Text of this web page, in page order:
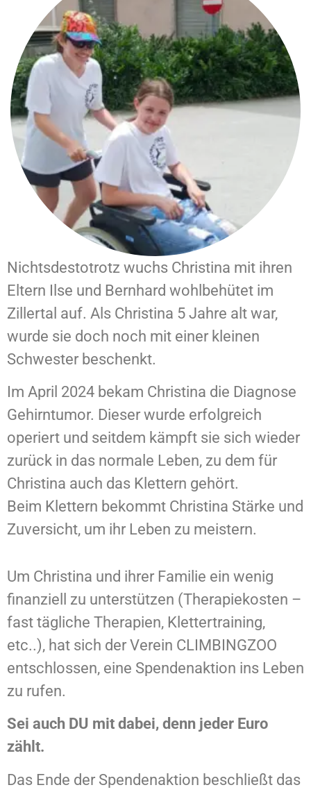
Nichtsdestotrotz wuchs Christina mit ihren
Eltern Ilse und Bernhard wohlbehütet im
Zillertal auf. Als Christina 5 Jahre alt war,
wurde sie doch noch mit einer kleinen
Schwester beschenkt.
Im April 2024 bekam Christina die Diagnose
Gehirntumor. Dieser wurde erfolgreich
operiert und seitdem kämpft sie sich wieder
zurück in das normale Leben, zu dem für
Christina auch das Klettern gehört.
Beim Klettern bekommt Christina Stärke und
Zuversicht, um ihr Leben zu meistern.
Um Christina und ihrer Familie ein wenig
finanziell zu unterstützen (Therapiekosten –
fast tägliche Therapien, Klettertraining,
etc..), hat sich der Verein CLIMBINGZOO
entschlossen, eine Spendenaktion ins Leben
zu rufen.
Sei auch DU mit dabei, denn jeder Euro
zählt.
Das Ende der Spendenaktion beschließt das